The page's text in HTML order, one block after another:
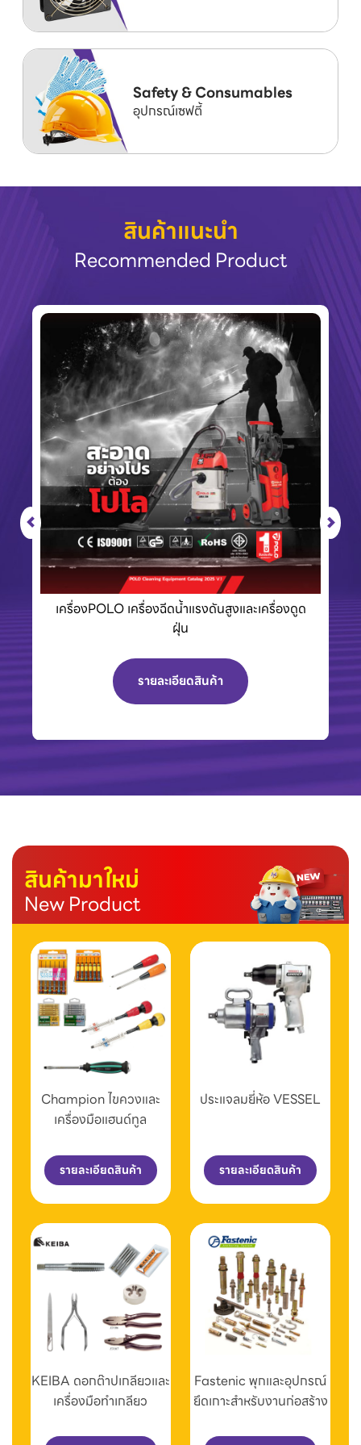
Safety & Consumables
อุปกรณ์เซฟตี้
สินค้าแนะนำ
Recommended Product
เครื่องPOLO เครื่องฉีดน้ำแรงดันสูงและเครื่องดูด
ฝุ่น
รายละเอียดสินค้า
สินค้ามาใหม่
New Product
Champion ไขควงและ
เครื่องมือแฮนด์ทูล
รายละเอียดสินค้า
ประแจลมยี่ห้อ VESSEL
รายละเอียดสินค้า
KEIBA ดอกต๊าปเกลียวและ
เครื่องมือทำเกลียว
Fastenic พุกและอุปกรณ์
ยึดเกาะสำหรับงานก่อสร้าง